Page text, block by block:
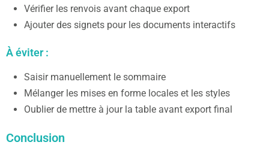
Vérifier les renvois avant chaque export
Ajouter des signets pour les documents interactifs
À éviter :
Saisir manuellement le sommaire
Mélanger les mises en forme locales et les styles
Oublier de mettre à jour la table avant export final
Conclusion